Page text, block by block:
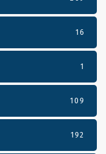
16
1
109
192